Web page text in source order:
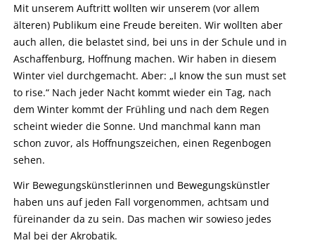
Mit unserem Auftritt wollten wir unserem (vor allem
älteren) Publikum eine Freude bereiten. Wir wollten aber
auch allen, die belastet sind, bei uns in der Schule und in
Aschaffenburg, Hoffnung machen. Wir haben in diesem
Winter viel durchgemacht. Aber: „I know the sun must set
to rise.“ Nach jeder Nacht kommt wieder ein Tag, nach
dem Winter kommt der Frühling und nach dem Regen
scheint wieder die Sonne. Und manchmal kann man
schon zuvor, als Hoffnungszeichen, einen Regenbogen
sehen.
Wir Bewegungskünstlerinnen und Bewegungskünstler
haben uns auf jeden Fall vorgenommen, achtsam und
füreinander da zu sein. Das machen wir sowieso jedes
Mal bei der Akrobatik.